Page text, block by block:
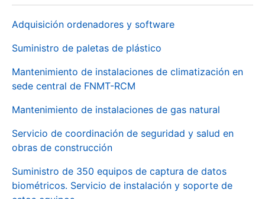
Adquisición ordenadores y software
Suministro de paletas de plástico
Mantenimiento de instalaciones de climatización en
sede central de FNMT-RCM
Mantenimiento de instalaciones de gas natural
Servicio de coordinación de seguridad y salud en
obras de construcción
Suministro de 350 equipos de captura de datos
biométricos. Servicio de instalación y soporte de